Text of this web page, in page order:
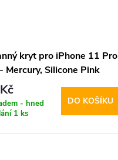
kryt pro iPhone 11 Pro
Mercury, Silicone Pink
- hned
1 ks
DO KOŠÍKU